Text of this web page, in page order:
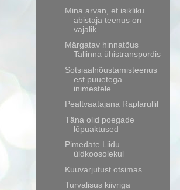
Mina arvan, et isikliku
abistaja teenus on
vajalik.
Märgatav hinnatõus
Tallinna ühistranspordis
Sotsiaalnõustamisteenus
est puuetega
inimestele
Pealtvaatajana Raplarullil
Täna olid poegade
lõpuaktused
Pimedate Liidu
üldkoosolekul
Kuuvarjutust otsimas
Turvalisus kiivriga